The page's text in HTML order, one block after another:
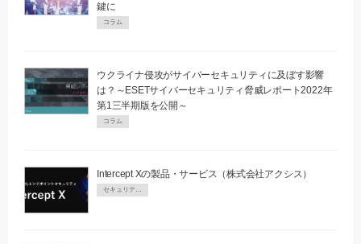
鍵に
コラム
ウクライナ侵攻がサイバーセキュリティに及ぼす影響
は？～ESETサイバーセキュリティ脅威レポート2022年
第1三半期版を公開～
コラム
Intercept Xの製品・サービス（株式会社アクシス）
セキュリティPR